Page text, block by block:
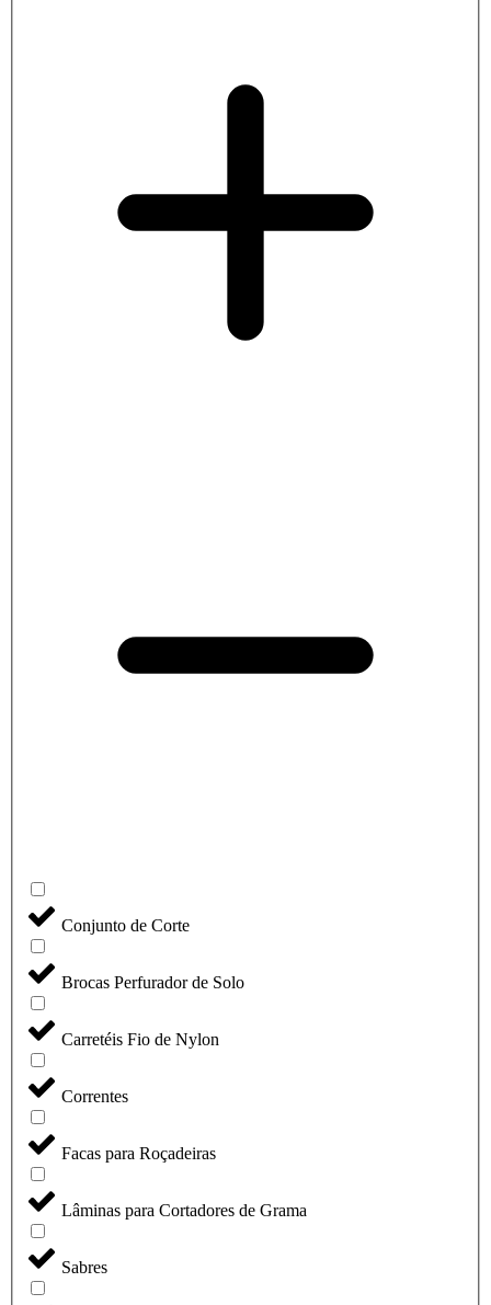
Conjunto de Corte
Brocas Perfurador de Solo
Carretéis Fio de Nylon
Correntes
Facas para Roçadeiras
Lâminas para Cortadores de Grama
Sabres